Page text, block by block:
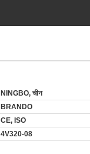
NINGBO, चीन
BRANDO
CE, ISO
4V320-08